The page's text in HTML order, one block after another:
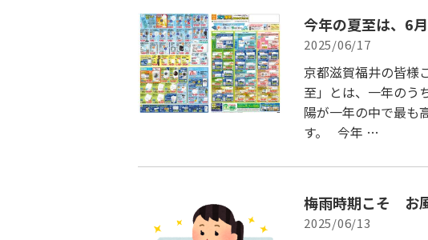
今年の夏至は、6
2025/06/17
京都滋賀福井の皆
至」とは、一年のう
陽が一年の中で最も
す。 今年 …
梅雨時期こそ お
2025/06/13